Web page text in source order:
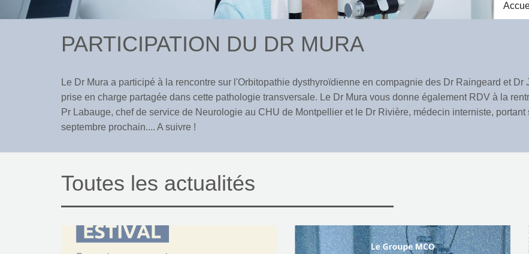
PARTICIPATION DU DR MURA
Le Dr Mura a participé à la rencontre sur l'Orbitopathie dysthyroïdienne en compagnie des Dr Raingeard et
prise en charge partagée dans cette pathologie transversale. Le Dr Mura vous donne également RDV à la
Pr Labauge, chef de service de Neurologie au CHU de Montpellier et le Dr Rivière, médecin interniste,
septembre prochain.... A suivre !
Toutes les actualités